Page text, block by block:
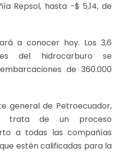
Repsol, hasta -$ 5,14, de
a conocer hoy. Los 3,6
del hidrocarburo se
de 360.000
general de Petroecuador,
trata de un proceso
a todas las compañías
estén calificadas para la